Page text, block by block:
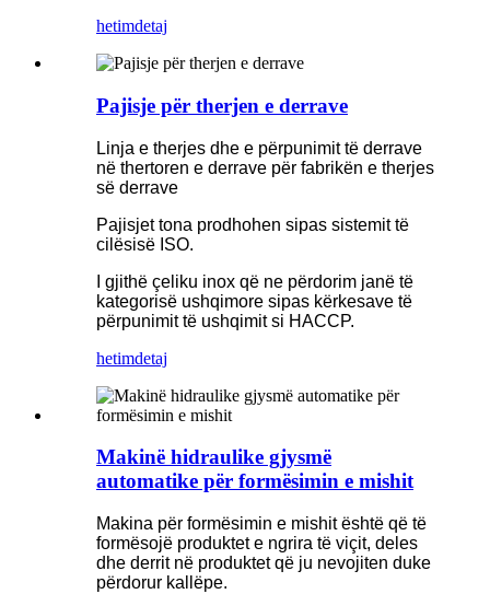
hetimdetaj
Pajisje për therjen e derrave
Linja e therjes dhe e përpunimit të derrave
në thertoren e derrave për fabrikën e therjes
së derrave
Pajisjet tona prodhohen sipas sistemit të
cilësisë ISO.
I gjithë çeliku inox që ne përdorim janë të
kategorisë ushqimore sipas kërkesave të
përpunimit të ushqimit si HACCP.
hetimdetaj
Makinë hidraulike gjysmë
automatike për formësimin e mishit
Makina për formësimin e mishit është që të
formësojë produktet e ngrira të viçit, deles
dhe derrit në produktet që ju nevojiten duke
përdorur kallëpe.